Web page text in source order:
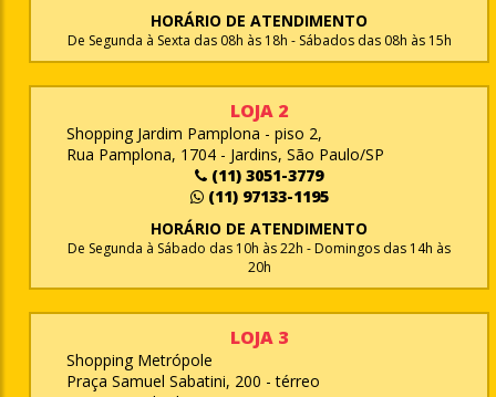
HORÁRIO DE ATENDIMENTO
De Segunda à Sexta das 08h às 18h - Sábados das 08h às 15h
LOJA 2
Shopping Jardim Pamplona - piso 2,
Rua Pamplona, 1704 - Jardins, São Paulo/SP
(11) 3051-3779
(11) 97133-1195
HORÁRIO DE ATENDIMENTO
De Segunda à Sábado das 10h às 22h - Domingos das 14h às
20h
LOJA 3
Shopping Metrópole
Praça Samuel Sabatini, 200 - térreo